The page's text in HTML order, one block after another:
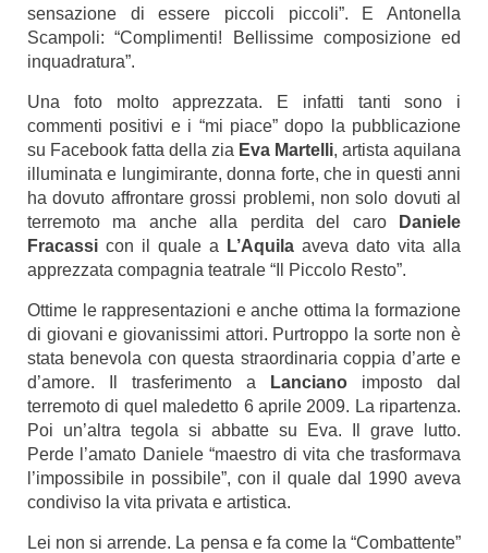
sensazione di essere piccoli piccoli”. E Antonella
Scampoli: “Complimenti! Bellissime composizione ed
inquadratura”.
Una foto molto apprezzata. E infatti tanti sono i
commenti positivi e i “mi piace” dopo la pubblicazione
su Facebook fatta della zia Eva Martelli, artista aquilana
illuminata e lungimirante, donna forte, che in questi anni
ha dovuto affrontare grossi problemi, non solo dovuti al
terremoto ma anche alla perdita del caro
Daniele
Fracassi con il quale a L’Aquila aveva dato vita alla
apprezzata compagnia teatrale “Il Piccolo Resto”.
Ottime le rappresentazioni e anche ottima la formazione
di giovani e giovanissimi attori. Purtroppo la sorte non è
stata benevola con questa straordinaria coppia d’arte e
d’amore. Il trasferimento a
Lanciano imposto dal
terremoto di quel maledetto 6 aprile 2009. La ripartenza.
Poi un’altra tegola si abbatte su Eva. Il grave lutto.
Perde l’amato Daniele “maestro di vita che trasformava
l’impossibile in possibile”, con il quale dal 1990 aveva
condiviso la vita privata e artistica.
Lei non si arrende. La pensa e fa come la “Combattente”